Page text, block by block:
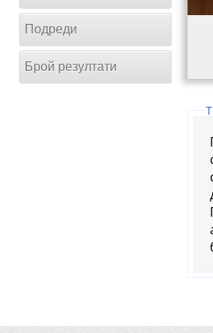
Подреди
Брой резултати